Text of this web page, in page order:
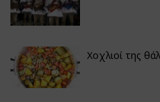
Χοχλιοί της